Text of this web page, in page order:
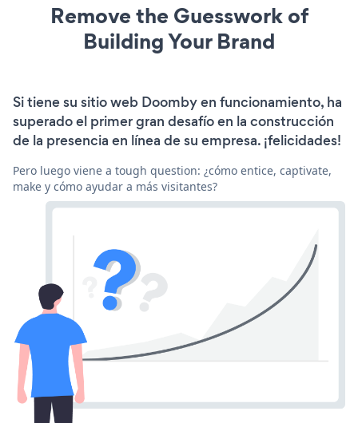
Remove the Guesswork of
Building Your Brand
Si tiene su sitio web Doomby en funcionamiento, ha
superado el primer gran desafío en la construcción
de la presencia en línea de su empresa. ¡felicidades!
Pero luego viene a tough question: ¿cómo entice, captivate,
make y cómo ayudar a más visitantes?